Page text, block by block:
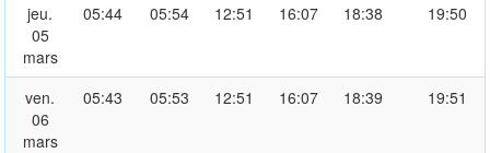
jeu.
05
mars
05:44 05:54 12:51 16:07 18:38 19:50
ven.
06
mars
05:43 05:53 12:51 16:07 18:39 19:51